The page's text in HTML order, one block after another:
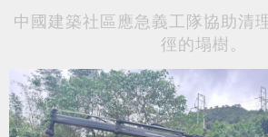
中國建築社區應急義工隊協助清
徑的塌樹。